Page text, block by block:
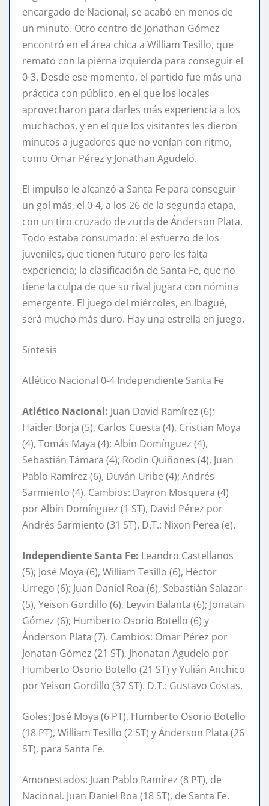
encargado de Nacional, se acabó en menos de
un minuto. Otro centro de Jonathan Gómez
encontró en el área chica a William Tesillo, que
remató con la pierna izquierda para conseguir el
0-3. Desde ese momento, el partido fue más una
práctica con público, en el que los locales
aprovecharon para darles más experiencia a los
muchachos, y en el que los visitantes les dieron
minutos a jugadores que no venían con ritmo,
como Omar Pérez y Jonathan Agudelo.
El impulso le alcanzó a Santa Fe para conseguir
un gol más, el 0-4, a los 26 de la segunda etapa,
con un tiro cruzado de zurda de Ánderson Plata.
Todo estaba consumado: el esfuerzo de los
juveniles, que tienen futuro pero les falta
experiencia; la clasificación de Santa Fe, que no
tiene la culpa de que su rival jugara con nómina
emergente. El juego del miércoles, en Ibagué,
será mucho más duro. Hay una estrella en juego.
Síntesis
Atlético Nacional 0-4 Independiente Santa Fe
Atlético Nacional: Juan David Ramírez (6);
Haider Borja (5), Carlos Cuesta (4), Cristian Moya
(4), Tomás Maya (4); Albin Domínguez (4),
Sebastián Támara (4); Rodin Quiñones (4), Juan
Pablo Ramírez (6), Duván Uribe (4); Andrés
Sarmiento (4). Cambios: Dayron Mosquera (4)
por Albin Domínguez (1 ST), David Pérez por
Andrés Sarmiento (31 ST). D.T.: Nixon Perea (e).
Independiente Santa Fe: Leandro Castellanos
(5); José Moya (6), William Tesillo (6), Héctor
Urrego (6); Juan Daniel Roa (6), Sebastián Salazar
(5), Yeison Gordillo (6), Leyvin Balanta (6); Jonatan
Gómez (6); Humberto Osorio Botello (6) y
Ánderson Plata (7). Cambios: Omar Pérez por
Jonatan Gómez (21 ST), Jhonatan Agudelo por
Humberto Osorio Botello (21 ST) y Yulián Anchico
por Yeison Gordillo (37 ST). D.T.: Gustavo Costas.
Goles: José Moya (6 PT), Humberto Osorio Botello
(18 PT), William Tesillo (2 ST) y Ánderson Plata (26
ST), para Santa Fe.
Amonestados: Juan Pablo Ramírez (8 PT), de
Nacional. Juan Daniel Roa (18 ST), de Santa Fe.